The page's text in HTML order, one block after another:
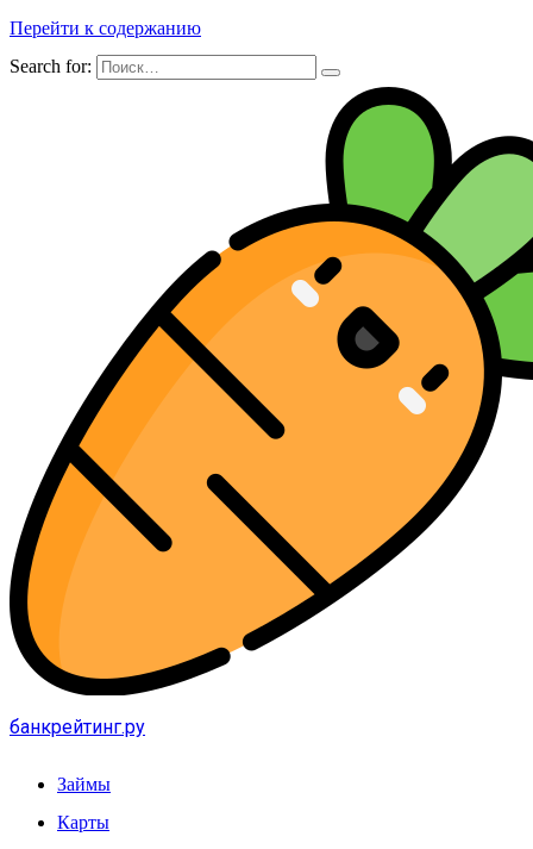
Перейти к содержанию
Search for:
банкрейтинг.ру
Займы
Карты